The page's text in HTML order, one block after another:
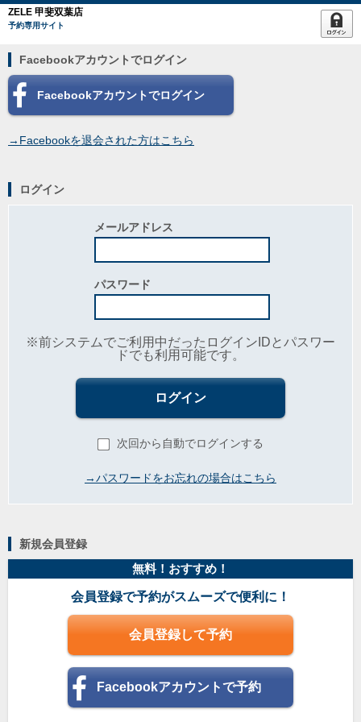
ZELE 甲斐双葉店
予約専用サイト
Facebookアカウントでログイン
Facebookアカウントでログイン
→Facebookを退会された方はこちら
ログイン
メールアドレス
パスワード
※前システムでご利用中だったログインIDとパスワー
ドでも利用可能です。
ログイン
次回から自動でログインする
→パスワードをお忘れの場合はこちら
新規会員登録
無料！おすすめ！
会員登録で予約がスムーズで便利に！
会員登録して予約
Facebookアカウントで予約